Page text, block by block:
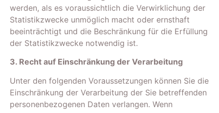
werden, als es voraussichtlich die Verwirklichung der
Statistikzwecke unmöglich macht oder ernsthaft
beeinträchtigt und die Beschränkung für die Erfüllung
der Statistikzwecke notwendig ist.
3. Recht auf Einschränkung der Verarbeitung
Unter den folgenden Voraussetzungen können Sie die
Einschränkung der Verarbeitung der Sie betreffenden
personenbezogenen Daten verlangen. Wenn